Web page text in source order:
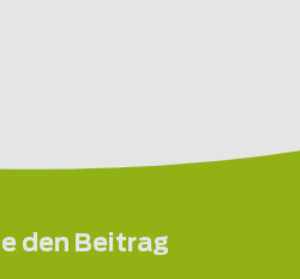
den Beitrag